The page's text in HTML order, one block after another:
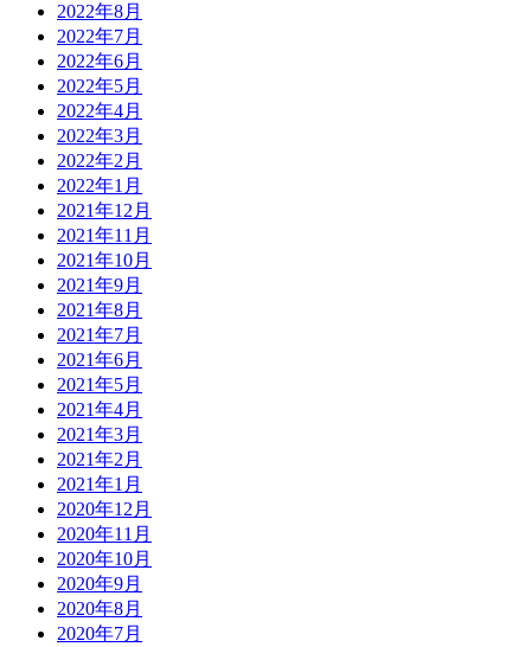
2022年8月
2022年7月
2022年6月
2022年5月
2022年4月
2022年3月
2022年2月
2022年1月
2021年12月
2021年11月
2021年10月
2021年9月
2021年8月
2021年7月
2021年6月
2021年5月
2021年4月
2021年3月
2021年2月
2021年1月
2020年12月
2020年11月
2020年10月
2020年9月
2020年8月
2020年7月